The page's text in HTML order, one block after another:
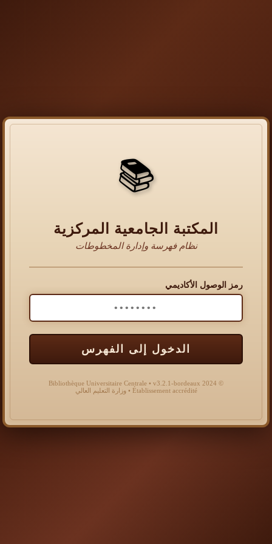
📚
المكتبة الجامعية المركزية
نظام فهرسة وإدارة المخطوطات
رمز الوصول الأكاديمي
الدخول إلى الفهرس
© 2024 Bibliothèque Universitaire Centrale • v3.2.1-bordeaux
Établissement accrédité • وزارة التعليم العالي